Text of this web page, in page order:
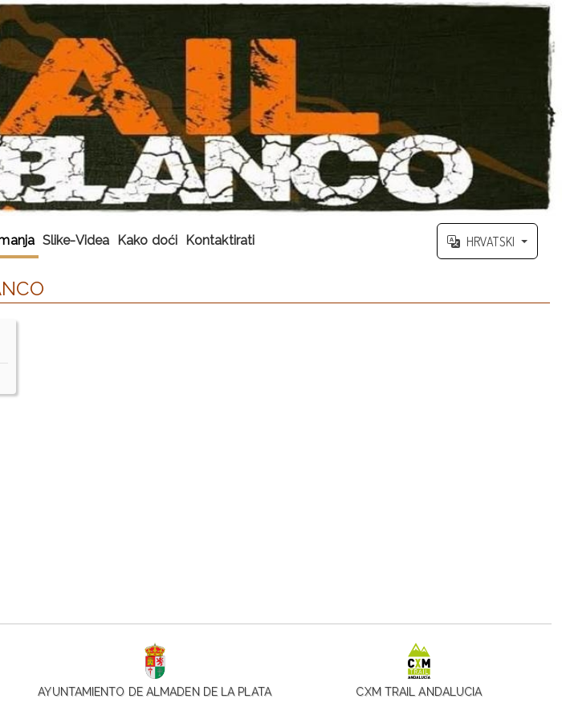
Slike-Videa Kako doći Kontaktirati HRVATSKI
AYUNTAMIENTO DE ALMADEN DE LA PLATA CXM TRAIL ANDALUCIA